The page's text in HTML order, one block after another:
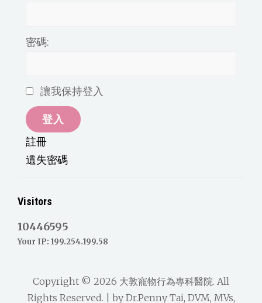
密碼:
讓我保持登入
登入
註冊
遺失密碼
Visitors
10446595
Your IP: 199.254.199.58
Copyright © 2026 大敦寵物行為專科醫院. All
Rights Reserved. | by Dr.Penny Tai, DVM, MVs,